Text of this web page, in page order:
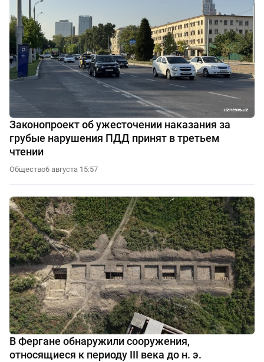
Законопроект об ужесточении наказания за
грубые нарушения ПДД принят в третьем
чтении
Общество6 августа 15:57
В Фергане обнаружили сооружения,
относящиеся к периоду III века до н. э.